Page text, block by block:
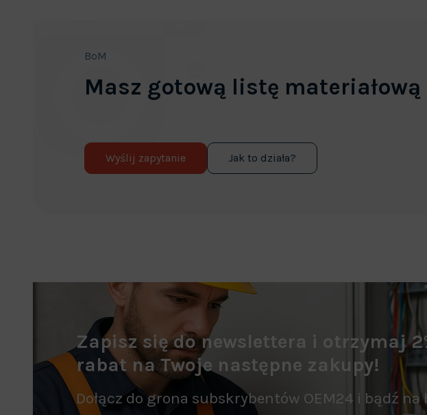
BoM
Masz gotową listę
Wyślij zapytanie Jak to działa?
Zapisz się do newslettera i otrzymaj
rabat na Twoje następne zakupy!
Dołącz do grona subskrybentów OEM24 i bądź na